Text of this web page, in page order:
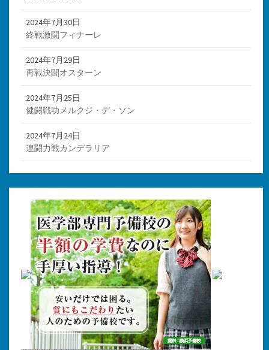
2024年7月30日
終戦激闘フィナーレ
2024年7月29日
再戦決闘オスターン
2024年7月25日
健闘戦功メルクジ・デ・ソン
2024年7月24日
連闘力戦カンデラリア